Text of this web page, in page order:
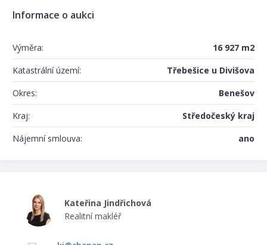
Informace o aukci
Výměra:
16 927 m2
Katastrální území:
Třebešice u Divišova
Okres:
Benešov
Kraj:
Středočeský kraj
Nájemní smlouva:
ano
Kateřina Jindřichová
Realitní makléř